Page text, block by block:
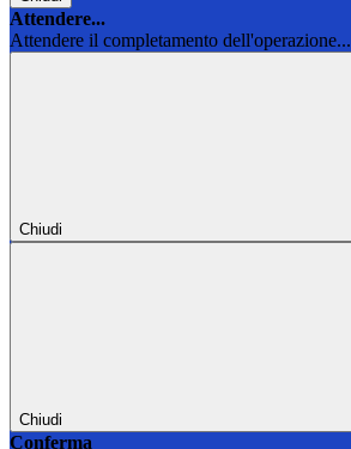
Attendere...
Attendere il completamento dell'operazione...
Chiudi
Chiudi
Conferma